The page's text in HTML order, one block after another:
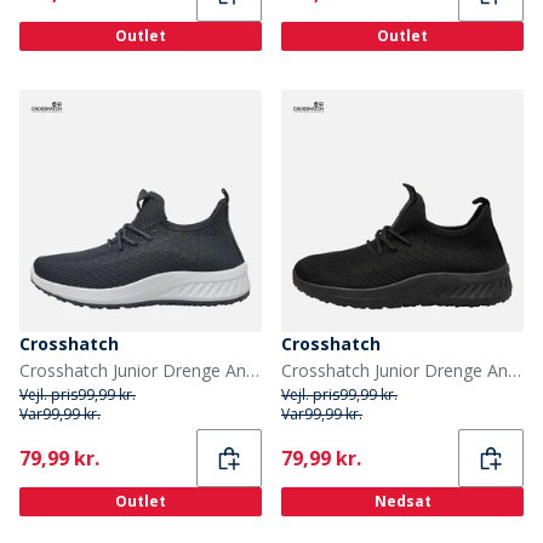
Outlet Outlet
Crosshatch
Crosshatch Junior Drenge Antioch træningssko Grå
Vejl. pris99,99 kr.
Var99,99 kr.
Current
79,99 kr.
Outlet
Crosshatch
Crosshatch Junior Drenge Antioch træningssko Black Mono
Vejl. pris99,99 kr.
Var99,99 kr.
Current
79,99 kr.
Nedsat